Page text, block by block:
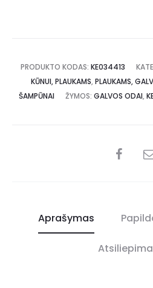
PRODUKTO KODAS: KE034413
KŪNUI, PLAUKAMS, PLAUKAMS,
ŠAMPŪNAI
ŽYMOS: GALVOS ODAI,
Aprašymas